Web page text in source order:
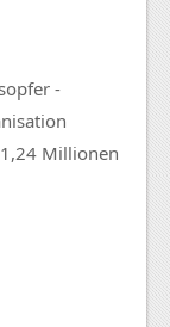
-
Millionen